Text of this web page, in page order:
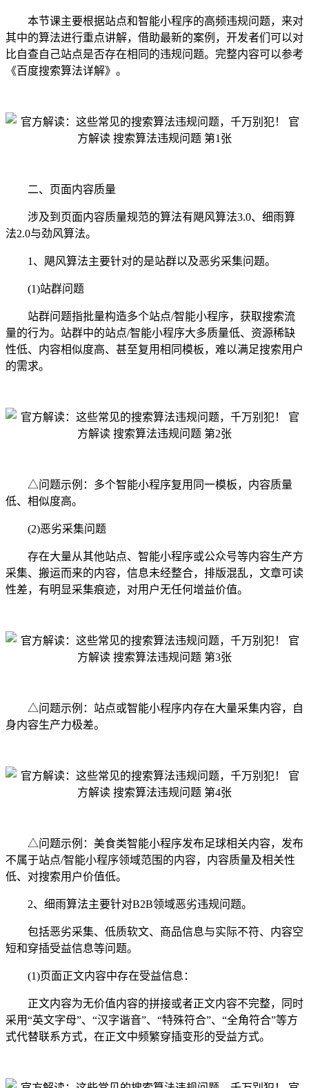
本节课主要根据站点和智能小程序的高频违规问题，来对
其中的算法进行重点讲解，借助最新的案例，开发者们可以对
比自查自己站点是否存在相同的违规问题。完整内容可以参考
《百度搜索算法详解》。
二、页面内容质量
涉及到页面内容质量规范的算法有飓风算法3.0、细雨算
法2.0与劲风算法。
1、飓风算法主要针对的是站群以及恶劣采集问题。
(1)站群问题
站群问题指批量构造多个站点/智能小程序，获取搜索流
量的行为。站群中的站点/智能小程序大多质量低、资源稀缺
性低、内容相似度高、甚至复用相同模板，难以满足搜索用户
的需求。
△问题示例：多个智能小程序复用同一模板，内容质量
低、相似度高。
(2)恶劣采集问题
存在大量从其他站点、智能小程序或公众号等内容生产方
采集、搬运而来的内容，信息未经整合，排版混乱，文章可读
性差，有明显采集痕迹，对用户无任何增益价值。
△问题示例：站点或智能小程序内存在大量采集内容，自
身内容生产力极差。
△问题示例：美食类智能小程序发布足球相关内容，发布
不属于站点/智能小程序领域范围的内容，内容质量及相关性
低、对搜索用户价值低。
2、细雨算法主要针对B2B领域恶劣违规问题。
包括恶劣采集、低质软文、商品信息与实际不符、内容空
短和穿插受益信息等问题。
(1)页面正文内容中存在受益信息：
正文内容为无价值内容的拼接或者正文内容不完整，同时
采用“英文字母”、“汉字谐音”、“特殊符合”、“全角符合”等方
式代替联系方式，在正文中频繁穿插变形的受益方式。